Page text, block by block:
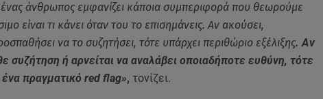
ένας άνθρωπος εμφανίζει κάποια συμπεριφορά που θεωρούμε
είναι τι κάνει όταν του το επισημάνεις. Αν ακούσει,
να το συζητήσει, τότε υπάρχει περιθώριο εξέλιξης. Αν
συζήτηση ή αρνείται να αναλάβει οποιαδήποτε ευθύνη, τότε
πραγματικό red flag», τονίζει.